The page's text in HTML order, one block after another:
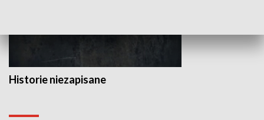
Historie niezapisane